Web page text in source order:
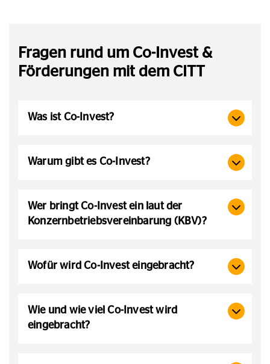
Fragen rund um Co-Invest &
Förderungen mit dem CITT
Was ist Co-Invest?
Warum gibt es Co-Invest?
Wer bringt Co-Invest ein laut der
Konzernbetriebsvereinbarung (KBV)?
Wofür wird Co-Invest eingebracht?
Wie und wie viel Co-Invest wird
eingebracht?